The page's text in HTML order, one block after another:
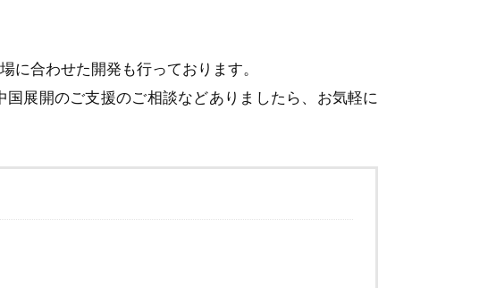
に合わせた開発も行っております。
展開のご支援のご相談などありましたら、お気軽に